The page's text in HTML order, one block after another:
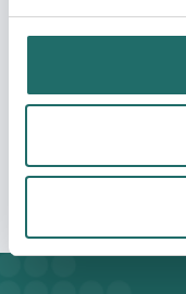
Ana: Flooding in
Health Care